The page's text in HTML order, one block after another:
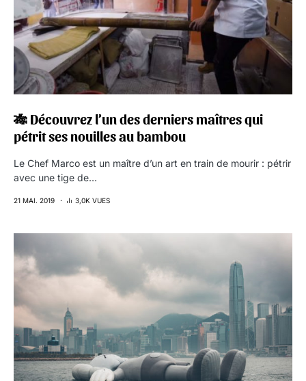
🎋 Découvrez l’un des derniers maîtres qui
pétrit ses nouilles au bambou
Le Chef Marco est un maître d’un art en train de mourir : pétrir
avec une tige de…
21 MAI. 2019 3,0K VUES